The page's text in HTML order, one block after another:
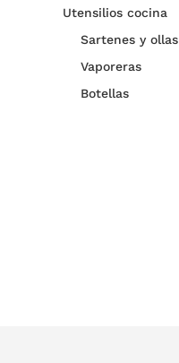
Utensilios cocina
Sartenes y ollas
Vaporeras
Botellas